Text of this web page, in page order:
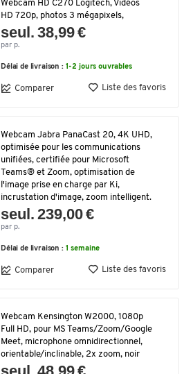
Webcam HD C270 Logitech, Vidéos
HD 720p, photos 3 mégapixels,
seul. 38,99 €
par p.
Délai de livraison : 1-2 jours ouvrables
Comparer Liste des favoris
Webcam Jabra PanaCast 20, 4K UHD,
optimisée pour les communications
unifiées, certifiée pour Microsoft
Teams® et Zoom, optimisation de
l'image prise en charge par Ki,
incrustation d'image, zoom intelligent.
seul. 239,00 €
par p.
Délai de livraison : 1 semaine
Comparer Liste des favoris
Webcam Kensington W2000, 1080p
Full HD, pour MS Teams/Zoom/Google
Meet, microphone omnidirectionnel,
orientable/inclinable, 2x zoom, noir